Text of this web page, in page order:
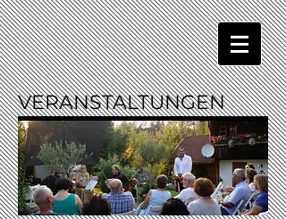
VERANSTALTUNGEN